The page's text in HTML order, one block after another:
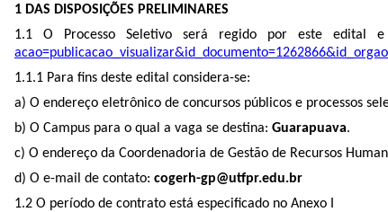
1 DAS DISPOSIÇÕES PRELIMINARES
1.1 O Processo Seletivo será regido por este edital
1.1.1 Para fins deste edital considera-se:
a) O endereço eletrônico de concursos públicos e processos
b) O Campus para o qual a vaga se destina: Guarapuava.
c) O endereço da Coordenadoria de Gestão de Recursos
d) O e-mail de contato: cogerh-gp@utfpr.edu.br
1.2 O período de contrato está especificado no Anexo I